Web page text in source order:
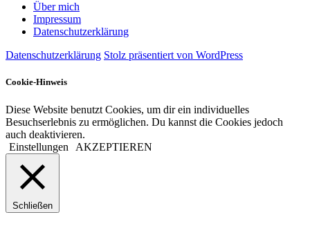
Über mich
Impressum
Datenschutzerklärung
Datenschutzerklärung Stolz präsentiert von WordPress
Cookie-Hinweis
Diese Website benutzt Cookies, um dir ein individuelles
Besuchserlebnis zu ermöglichen. Du kannst die Cookies jedoch
auch deaktivieren.
Einstellungen
AKZEPTIEREN
Schließen